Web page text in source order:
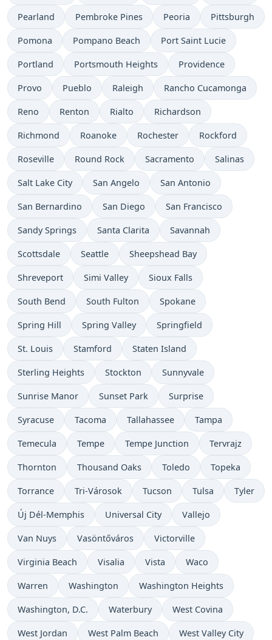
Pearland Pembroke Pines Peoria Pittsburgh
Pomona Pompano Beach Port Saint Lucie
Portland Portsmouth Heights Providence
Provo Pueblo Raleigh Rancho Cucamonga
Reno Renton Rialto Richardson
Richmond Roanoke Rochester Rockford
Roseville Round Rock Sacramento Salinas
Salt Lake City San Angelo San Antonio
San Bernardino San Diego San Francisco
Sandy Springs Santa Clarita Savannah
Scottsdale Seattle Sheepshead Bay
Shreveport Simi Valley Sioux Falls
South Bend South Fulton Spokane
Spring Hill Spring Valley Springfield
St. Louis Stamford Staten Island
Sterling Heights Stockton Sunnyvale
Sunrise Manor Sunset Park Surprise
Syracuse Tacoma Tallahassee Tampa
Temecula Tempe Tempe Junction Tervrajz
Thornton Thousand Oaks Toledo Topeka
Torrance Tri-Városok Tucson Tulsa Tyler
Új Dél-Memphis Universal City Vallejo
Van Nuys Vasöntőváros Victorville
Virginia Beach Visalia Vista Waco
Warren Washington Washington Heights
Washington, D.C. Waterbury West Covina
West Jordan West Palm Beach West Valley City